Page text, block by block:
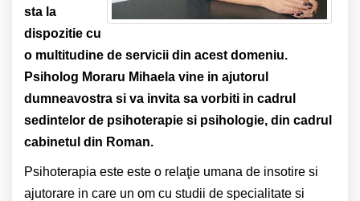
sta la
dispozitie cu
o multitudine de servicii din acest domeniu.
Psiholog Moraru Mihaela vine in ajutorul
dumneavostra si va invita sa vorbiti in cadrul
sedintelor de psihoterapie si psihologie, din cadrul
cabinetul din Roman.
Psihoterapia este este o relaţie umana de insotire si
ajutorare in care un om cu studii de specialitate si